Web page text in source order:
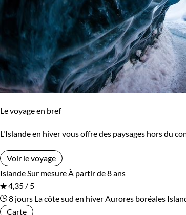
Le voyage en bref
L'Islande en hiver vous offre des paysages hors du
Voir le voyage
Islande Sur mesure À partir de 8 ans
4,35 / 5
8 jours La côte sud en hiver Aurores boréales
Carte